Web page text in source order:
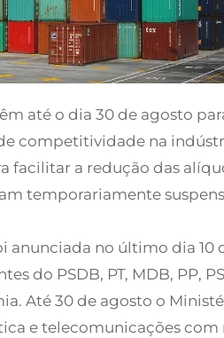
até o dia 30 de agosto
competitividade na
facilitar a redução das
temporariamente
no último dia 10
do PSDB, PT, MDB, PP,
Até 30 de agosto o
e telecomunicações